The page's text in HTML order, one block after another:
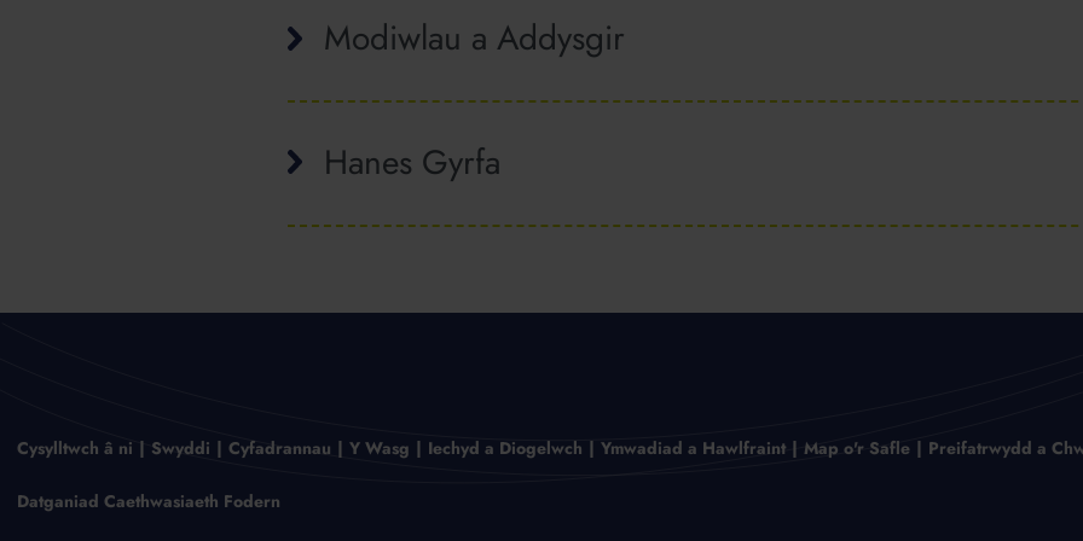
Modiwlau a Addysgir
Hanes Gyrfa
Cysylltwch â ni Swyddi Cyfadrannau Y Wasg Iechyd a Diogelwch Ymwadiad a Hawlfraint Map o'r Safle Preifatrwydd a
Datganiad Caethwasiaeth Fodern